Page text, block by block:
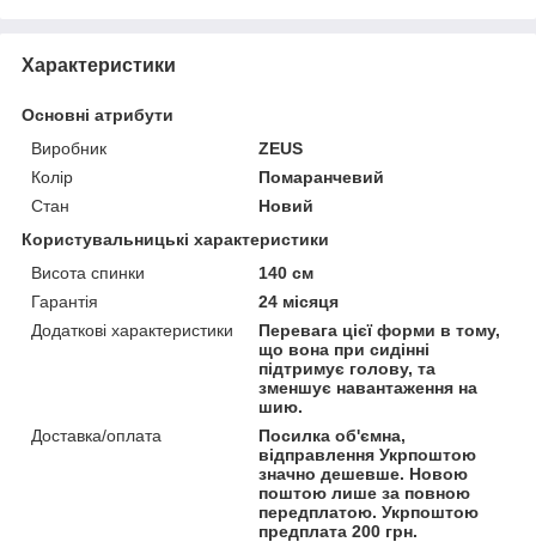
Характеристики
Основні атрибути
Виробник
ZEUS
Колір
Помаранчевий
Стан
Новий
Користувальницькі характеристики
Висота спинки
140 см
Гарантія
24 місяця
Додаткові характеристики
Перевага цієї форми в тому,
що вона при сидінні
підтримує голову, та
зменшує навантаження на
шию.
Доставка/оплата
Посилка об'ємна,
відправлення Укрпоштою
значно дешевше. Новою
поштою лише за повною
передплатою. Укрпоштою
предплата 200 грн.